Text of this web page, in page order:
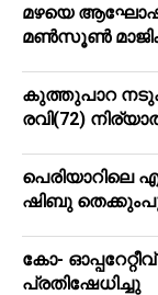
മഴയെ
മൺസൂൺ മാജിക്
കുത്തുപാറ
രവി(72)
പെരിയാറിലെ
ഷിബു
കോ-
പ്രതിഷേധിച്ചു